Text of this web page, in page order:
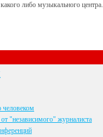
либо музыкального центра.
"независимого" журналиста